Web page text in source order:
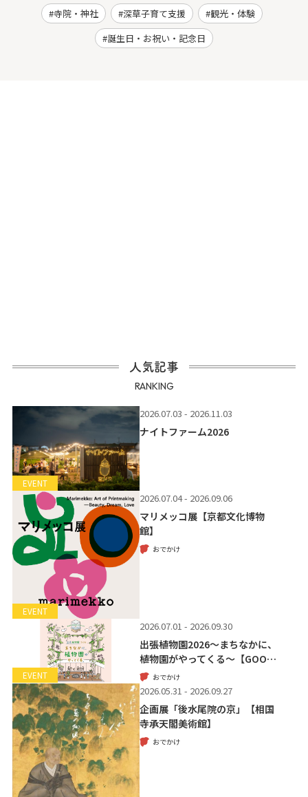
寺院・神社 深草子育て支援
観光・体験
誕生日・お祝い・記念日
人気記事
RANKING
EVENT
2026.07.03 - 2026.11.03
ナイトファーム2026
EVENT
2026.07.04 - 2026.09.06
マリメッコ展【京都文化博物
館】
おでかけ
EVENT
2026.07.01 - 2026.09.30
出張植物園2026～まちなかに、
植物園がやってくる～【GOO…
おでかけ
2026.05.31 - 2026.09.27
企画展「後水尾院の京」【相国
寺承天閣美術館】
おでかけ